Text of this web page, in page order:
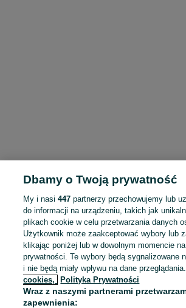
To ogłoszenie nie jest już
Dbamy o Twoją prywatność
My i nasi447 partnerzy przechowujemy lub
do informacji na urządzeniu, takich jak
plikach cookie w celu przetwarzania danych
Użytkownik może zaakceptować wybory lub
klikając poniżej lub w dowolnym momencie
prywatności. Te wybory będą sygnalizowane
i nie będą miały wpływu na dane przeglądania.
cookies,
Polityka Prywatności
Wraz z naszymi partnerami
zapewnienia: